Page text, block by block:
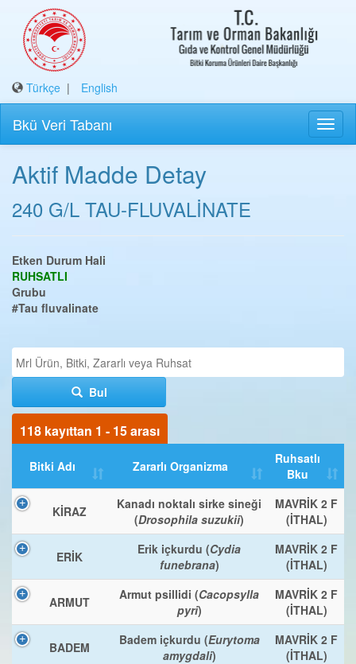
Türkçe | English
Bkü Veri Tabanı
Aktif Madde Detay
240 G/L TAU-FLUVALİNATE
Etken Durum Hali
RUHSATLI
Grubu
#Tau fluvalinate
Bul
118 kayıttan 1 - 15 arası
Bitki Adı Zararlı Organizma
Ruhsatlı
Bku
KİRAZ
Kanadı noktalı sirke sineği
(Drosophila suzukii)
MAVRİK 2 F
(İTHAL)
ERİK Erik içkurdu (Cydia
funebrana)
MAVRİK 2 F
(İTHAL)
ARMUT Armut psillidi (Cacopsylla
pyri)
MAVRİK 2 F
(İTHAL)
BADEM Badem içkurdu (Eurytoma
amygdali)
MAVRİK 2 F
(İTHAL)